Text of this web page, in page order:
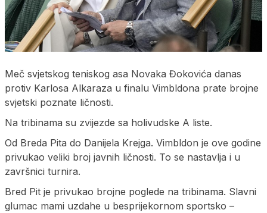
Meč svjetskog teniskog asa Novaka Đokovića danas
protiv Karlosa Alkaraza u finalu Vimbldona prate brojne
svjetski poznate ličnosti.
Na tribinama su zvijezde sa holivudske A liste.
Od Breda Pita do Danijela Krejga. Vimbldon je ove godine
privukao veliki broj javnih ličnosti. To se nastavlja i u
završnici turnira.
Bred Pit je privukao brojne poglede na tribinama. Slavni
glumac mami uzdahe u besprijekornom sportsko –